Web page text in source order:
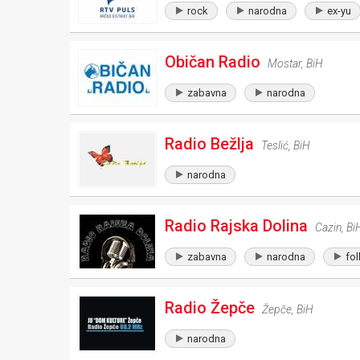
rock narodna ex-yu
Običan Radio Mostar, BiH
zabavna narodna
Radio Bežlja Teslić BiH
narodna
Radio Rajska Dolina Cazin
zabavna narodna
Radio Žepče Žepče BiH
narodna